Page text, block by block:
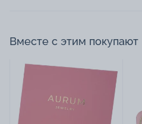
Вместе с этим покупают